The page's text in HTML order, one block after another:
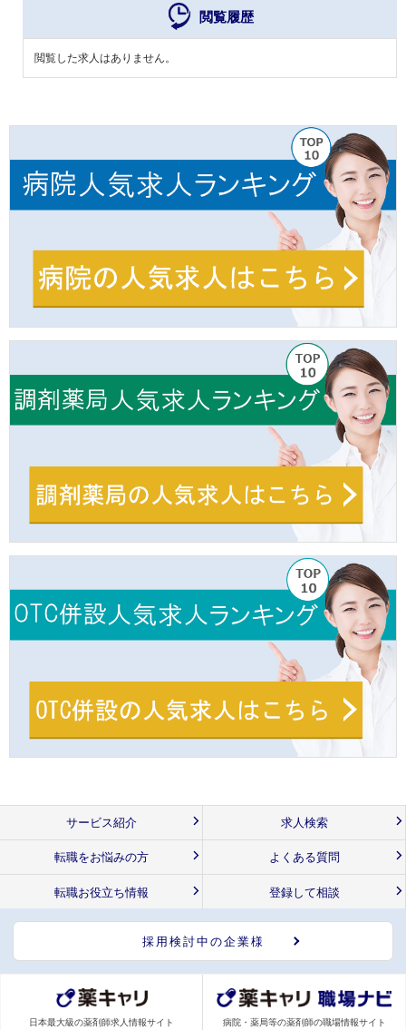
閲覧履歴
閲覧した求人はありません。
サービス紹介 求人検索
転職をお悩みの方 よくある質問
転職お役立ち情報 登録して相談
採用検討中の企業様
日本最大級の薬剤師求人情報サイト 病院・薬局等の薬剤師の職場情報サイト